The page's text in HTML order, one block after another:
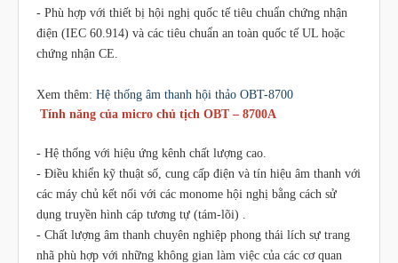
- Phù hợp với thiết bị hội nghị quốc tế tiêu chuẩn chứng nhận
điện (IEC 60.914) và các tiêu chuẩn an toàn quốc tế UL hoặc
chứng nhận CE.
Xem thêm: Hệ thống âm thanh hội thảo OBT-8700
Tính năng của micro chủ tịch OBT – 8700A
- Hệ thống với hiệu ứng kênh chất lượng cao.
- Điều khiển kỹ thuật số, cung cấp điện và tín hiệu âm thanh với
các máy chủ kết nối với các monome hội nghị bằng cách sử
dụng truyền hình cáp tương tự (tám-lõi) .
- Chất lượng âm thanh chuyên nghiệp phong thái lích sự trang
nhã phù hợp với những không gian làm việc của các cơ quan